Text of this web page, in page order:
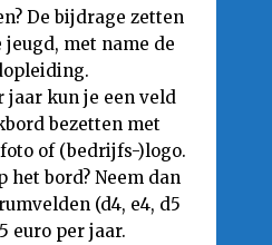
De bijdrage zetten
jeugd, met name de
jaar kun je een veld
bezetten met
of (bedrijfs-)logo.
het bord? Neem dan
(d4, e4, d5
euro per jaar.